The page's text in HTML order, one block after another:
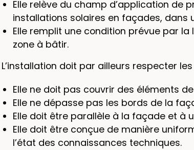
Elle relève du champ d’application de
installations solaires en façades, dans
Elle remplit une condition prévue par
zone à bâtir.
L’installation doit par ailleurs respecter
Elle ne doit pas couvrir des éléments
Elle ne dépasse pas les bords de la
Elle doit être parallèle à la façade et à
Elle doit être conçue de manière
l’état des connaissances techniques.